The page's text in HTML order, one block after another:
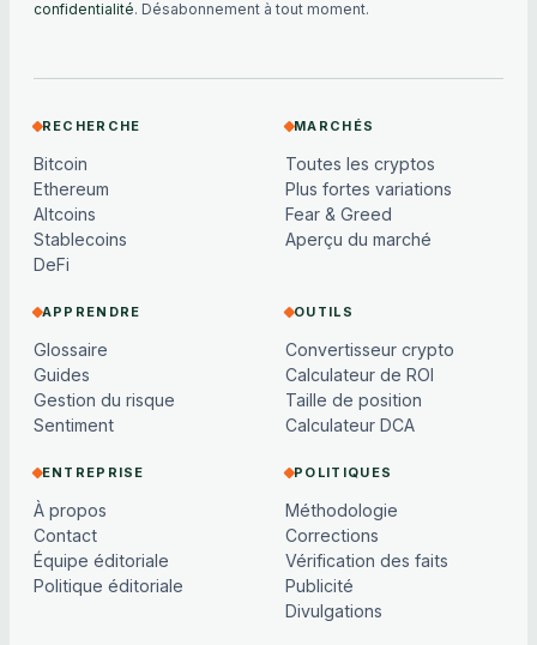
confidentialité. Désabonnement à tout moment.
RECHERCHE
Bitcoin
Ethereum
Altcoins
Stablecoins
DeFi
MARCHÉS
Toutes les cryptos
Plus fortes variations
Fear & Greed
Aperçu du marché
APPRENDRE
Glossaire
Guides
Gestion du risque
Sentiment
OUTILS
Convertisseur crypto
Calculateur de ROI
Taille de position
Calculateur DCA
ENTREPRISE
À propos
Contact
Équipe éditoriale
Politique éditoriale
POLITIQUES
Méthodologie
Corrections
Vérification des faits
Publicité
Divulgations